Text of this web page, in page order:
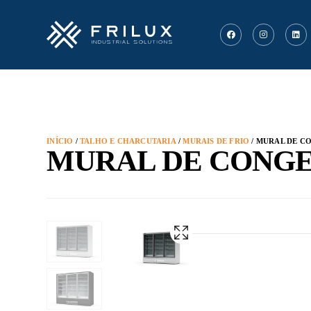
INÍCIO /TALHO E CHARCUTARIA /MURAIS DE FRIO / MURAL DE
MURAL DE